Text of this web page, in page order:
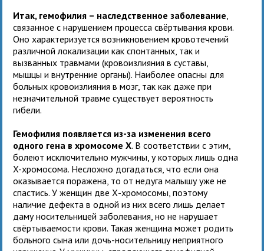
Итак, гемофилия – наследственное заболевание
связанное с нарушением процесса свёртывания крови.
Оно характеризуется возникновением кровотечений
различной локализации как спонтанных, так и
вызванных травмами (кровоизлияния в суставы,
мышцы и внутренние органы). Наиболее опасны для
больных кровоизлияния в мозг, так как даже при
незначительной травме существует вероятность
гибели.
Гемофилия появляется из-за изменения всего
одного гена в хромосоме X. В соответствии с этим,
болеют исключительно мужчины, у которых лишь одна
X-хромосома. Несложно догадаться, что если она
оказывается поражена, то от недуга малышу уже не
спастись. У женщин две Х-хромосомы, поэтому
наличие дефекта в одной из них всего лишь делает
даму носительницей заболевания, но не нарушает
свёртываемости крови. Такая женщина может родить
больного сына или дочь-носительницу неприятного